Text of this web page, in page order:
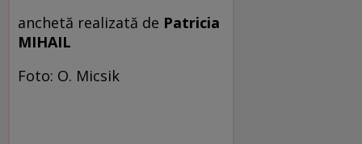
anchetă realizată de Patricia
MIHAIL
Foto: O. Micsik